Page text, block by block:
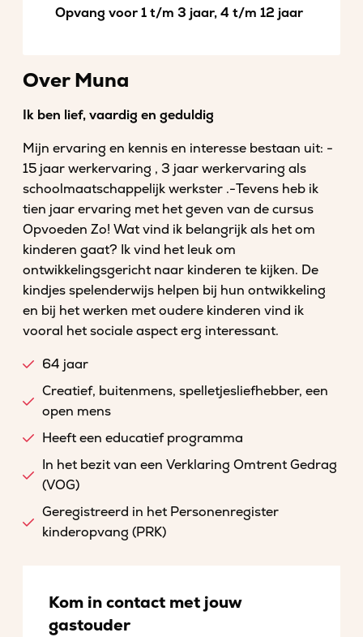
Opvang voor 1 t/m 3 jaar, 4 t/m 12 jaar
Over Muna
Ik ben lief, vaardig ‎en ‎geduldig ‎
Mijn ervaring en kennis en interesse bestaan uit:‎ ‎‎-
15 jaar werkervaring , ‎3 ‎jaar ‎werkervaring als
schoolmaatschappelijk werkster .-‎‏Tevens heb ik
tien ‎jaar ervaring ‎met het geven van de ‎cursus
‎Opvoeden Zo! ‎Wat vind ik belangrijk als het om
kinderen gaat? Ik vind het leuk om
ontwikkelingsgericht naar kinderen te kijken. De
kindjes spelenderwijs helpen bij hun ontwikkeling
en bij het werken met oudere kinderen vind ik
vooral het sociale aspect erg interessant.
64 jaar
Creatief, buitenmens, spelletjesliefhebber, een
open mens
Heeft een educatief programma
In het bezit van een Verklaring Omtrent Gedrag
(VOG)
Geregistreerd in het Personenregister
kinderopvang (PRK)
Kom in contact met jouw
gastouder